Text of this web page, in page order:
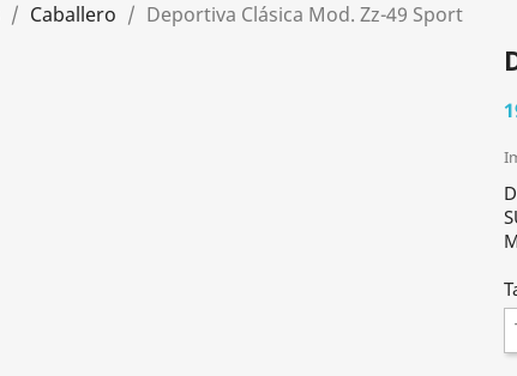
Caballero Deportiva Clásica Mod. Zz-49 Sport